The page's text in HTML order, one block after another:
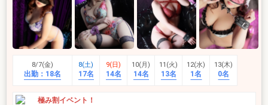
8/7(金)
出勤： 18名
8(土)
17名
9(日)
14名
10(月)
14名
11(火)
13名
12(水)
1名
13(木)
0名
極み割イベント！